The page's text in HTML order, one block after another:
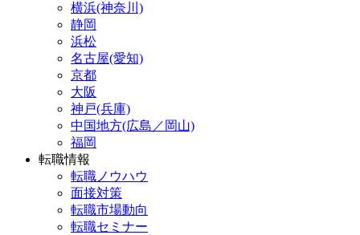
横浜(神奈川)
静岡
浜松
名古屋(愛知)
京都
大阪
神戸(兵庫)
中国地方(広島／岡山)
福岡
転職情報
転職ノウハウ
面接対策
転職市場動向
転職セミナー